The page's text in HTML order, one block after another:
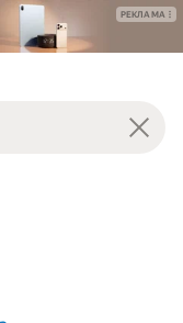
РЕКЛАМА